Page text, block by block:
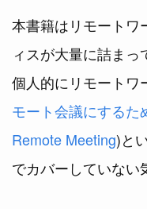
本書籍はリモートワ
ィスが大量に詰まっ
個人的にリモートワ
モート会議にするた
Remote Meeting)と
でカバーしていない